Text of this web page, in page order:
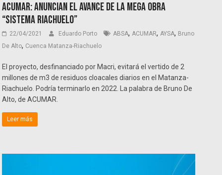
ACUMAR: Anuncian el avance de la mega obra
“Sistema Riachuelo”
22/04/2021 Eduardo Porto ABSA, ACUMAR, AYSA, Bruno
De Alto, Cuenca Matanza-Riachuelo
El proyecto, desfinanciado por Macri, evitará el vertido de 2
millones de m3 de residuos cloacales diarios en el Matanza-
Riachuelo. Podría terminarlo en 2022. La palabra de Bruno De
Alto, de ACUMAR.
Leer más